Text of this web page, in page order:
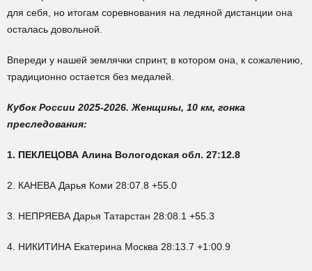
для себя, но итогам соревнования на ледяной дистанции она
осталась довольной.
Впереди у нашей землячки спринт, в котором она, к сожалению,
традиционно остается без медалей.
Кубок России 2025-2026. Женщины, 10 км, гонка
преследования:
1. ПЕКЛЕЦОВА Алина Вологодская обл. 27:12.8
2. КАНЕВА Дарья Коми 28:07.8 +55.0
3. НЕПРЯЕВА Дарья Татарстан 28:08.1 +55.3
4. НИКИТИНА Екатерина Москва 28:13.7 +1:00.9